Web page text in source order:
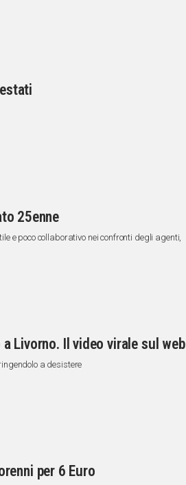
25enne
e poco collaborativo nei confronti degli agenti,
Livorno. Il video virale sul web
a desistere
per 6 Euro